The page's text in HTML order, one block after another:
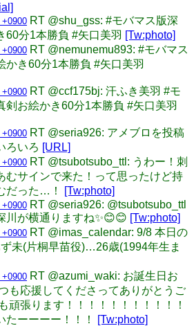
+0900 RT @shu_gss: #モバマス版深
60分1本勝負 #矢口美羽 [Tw:photo]
+0900 RT @nemunemu893: #モバマス
かき60分1本勝負 #矢口美羽
+0900 RT @ccf175bj: 汗ふき美羽 #モ
剣お絵かき60分1本勝負 #矢口美羽
+0900 RT @seria926: アメブロを投稿
ろいろ [URL]
+0900 RT @tsubotsubo_ttl: うわー！刺
むサインで来た！って思ったけど持
だった…！
[Tw:photo]
+0900 RT @seria926: @tsubotsubo_ttl
川が横通りますね✨😊😊 [Tw:photo]
+0900 RT @imas_calendar: 9/8 本日の
未(片桐早苗役)…26歳(1994年生ま
+0900 RT @azumi_waki: お誕生日お
も応援してくださってありがとうご
頑張ります！！！！！！！！！！！
たーーーー！！！
[Tw:photo]